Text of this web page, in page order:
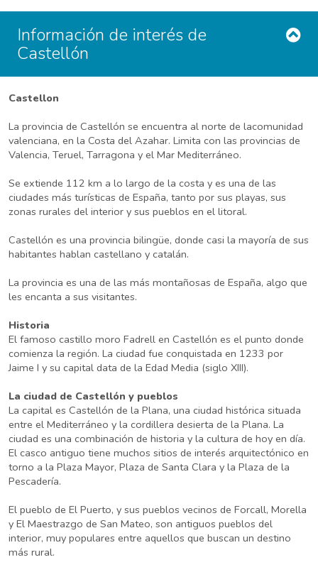
Información de interés de
Castellón
Castellon
La provincia de Castellón se encuentra al norte de lacomunidad
valenciana, en la Costa del Azahar. Limita con las provincias de
Valencia, Teruel, Tarragona y el Mar Mediterráneo.
Se extiende 112 km a lo largo de la costa y es una de las
ciudades más turísticas de España, tanto por sus playas, sus
zonas rurales del interior y sus pueblos en el litoral.
Castellón es una provincia bilingüe, donde casi la mayoría de sus
habitantes hablan castellano y catalán.
La provincia es una de las más montañosas de España, algo que
les encanta a sus visitantes.
Historia
El famoso castillo moro Fadrell en Castellón es el punto donde
comienza la región. La ciudad fue conquistada en 1233 por
Jaime I y su capital data de la Edad Media (siglo XIII).
La ciudad de Castellón y pueblos
La capital es Castellón de la Plana, una ciudad histórica situada
entre el Mediterráneo y la cordillera desierta de la Plana. La
ciudad es una combinación de historia y la cultura de hoy en día.
El casco antiguo tiene muchos sitios de interés arquitectónico en
torno a la Plaza Mayor, Plaza de Santa Clara y la Plaza de la
Pescadería.
El pueblo de El Puerto, y sus pueblos vecinos de Forcall, Morella
y El Maestrazgo de San Mateo, son antiguos pueblos del
interior, muy populares entre aquellos que buscan un destino
más rural.